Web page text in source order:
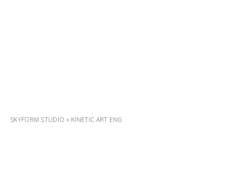
SKYFORM STUDIO » KINETIC ART ENG